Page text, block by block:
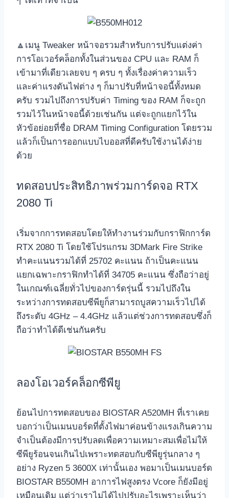
🔼เมนู Tweaker หน้าจอรวมสำหรับการปรับแต่งค่า
การโอเวอร์คล็อกทั้งในส่วนของ CPU และ RAM ก็
เข้ามาที่เดียวเลยจบ ๆ ครบ ๆ ทั้งเรื่องค่าความเร็ว
และค่าแรงดันไฟต่าง ๆ ก็มาปรับที่หน้าจอนี้ทั้งหมด
ครับ รวมไปถึงการปรับค่า Timing ของ RAM ก็จะถูก
รวมไว้ในหน้าจอนี้ด้วยเช่นกัน แต่จะถูกแยกไว้ใน
หัวข้อย่อยที่ชื่อ DRAM Timing Configuration โดยรวม
แล้วก็เป็นการออกแบบไบออสที่ดีครับใช้งานได้ง่าย
ด้วย
ทดสอบประสิทธิภาพร่วมการ์ดจอ RTX
2080 Ti
เริ่มจากการทดสอบโดยให้ทำงานร่วมกับกราฟิกการ์ด
RTX 2080 Ti โดยใช้โปรแกรม 3DMark Fire Strike
ทำคะแนนรวมได้ที่ 25702 คะแนน ถ้าเป็นคะแนน
แยกเฉพาะกราฟิกทำได้ที่ 34705 คะแนน ซึ่งถือว่าอยู่
ในเกณฑ์เฉลี่ยทั่วไปของการ์ดรุ่นนี้ รวมไปถึงใน
ระหว่างการทดสอบซีพียูก็สามารถบูสความเร็วไปได้
ถึงระดับ 4GHz – 4.4GHz แล้วแต่ช่วงการทดสอบซึ่งก็
ถือว่าทำได้ดีเช่นกันครับ
ลองโอเวอร์คล็อกซีพียู
ย้อนไปการทดสอบของ BIOSTAR A520MH ที่เราเคย
บอกว่าเป็นเมนบอร์ดที่ตั้งไฟมาค่อนข้างแรงเกินความ
จำเป็นต้องมีการปรับลดเพื่อความเหมาะสมเพื่อไม่ให้
ซีพียูร้อนจนเกินไปเพราะทดสอบกับซีพียูรุ่นกลาง ๆ
อย่าง Ryzen 5 3600X เท่านั้นเอง พอมาเป็นเมนบอร์ด
BIOSTAR B550MH อาการไฟสูงตรง Vcore ก็ยังมีอยู่
เหมือนเดิม แต่ว่าเราไม่ได้ไปปรับอะไรเพราะเห็นว่า